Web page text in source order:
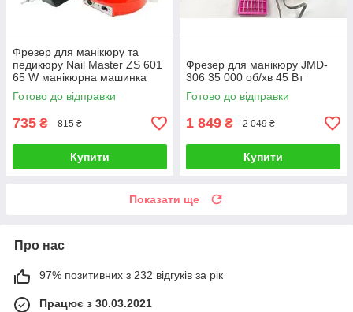
Фрезер для манікюру та
педикюру Nail Master ZS 601
65 W манікюрна машинка
45000 об., апарат для
манікюру ORI GINAL
фрейзер фреза
Готово до відправки
735 ₴ 815 ₴
Купити
Фрезер для манікюру JMD-
306 35 000 об/хв 45 Вт
Готово до відправки
1 849 ₴ 2 049 ₴
Купити
Показати ще
Про нас
97% позитивних з 232 відгуків за рік
Працює з 30.03.2021